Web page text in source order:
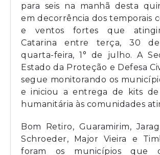
para seis na manhã desta
em decorrência dos temporais
e ventos fortes que
Catarina entre terça, 30
quarta-feira, 1° de julho. A
Estado da Proteção e Defesa
segue monitorando os
e iniciou a entrega de kits de
humanitária às comunidades
Bom Retiro, Guaramirim,
Schroeder, Major Vieira e
foram os municípios que